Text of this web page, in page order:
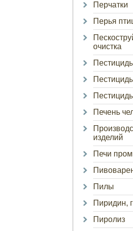
Перчатки
Перья
очистка
Печень
изделий
Печи
Пилы
Пиридин,
Пиролиз